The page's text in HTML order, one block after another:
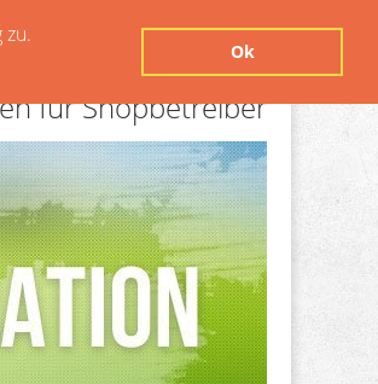
Ok
für Shopbetreiber